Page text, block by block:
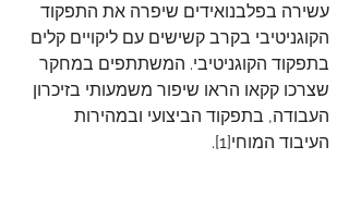
עשירה בפלבנואידים שיפרה את התפקוד
הקוגניטיבי בקרב קשישים עם ליקויים קלים
בתפקוד הקוגניטיבי. המשתתפים במחקר
שצרכו קקאו הראו שיפור משמעותי בזיכרון
העבודה, בתפקוד הביצועי ובמהירות
העיבוד המוחי[1].